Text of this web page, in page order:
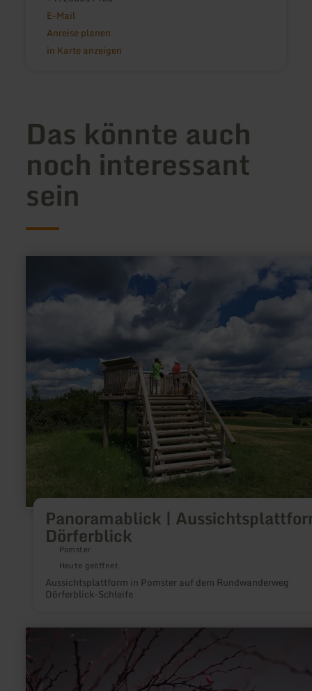
E-Mail
Anreise planen
in Karte anzeigen
Das könnte auch
noch interessant
sein
Panoramablick |
Dörferblick
Pomster
Heute geöffnet
Aussichtsplattform in Pomster auf dem Rundwanderweg
Dörferblick-Schleife
Panoramablick
zu:
Vogelbeobachtungsstation
-
Hallschlag